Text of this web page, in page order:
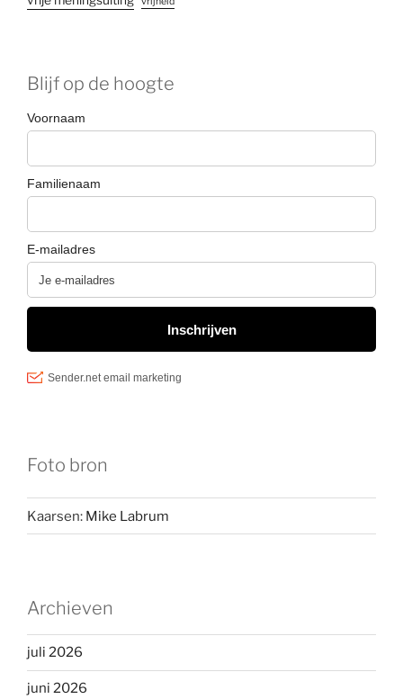
Blijf op de hoogte
Foto bron
Kaarsen: Mike Labrum
Archieven
juli 2026
juni 2026